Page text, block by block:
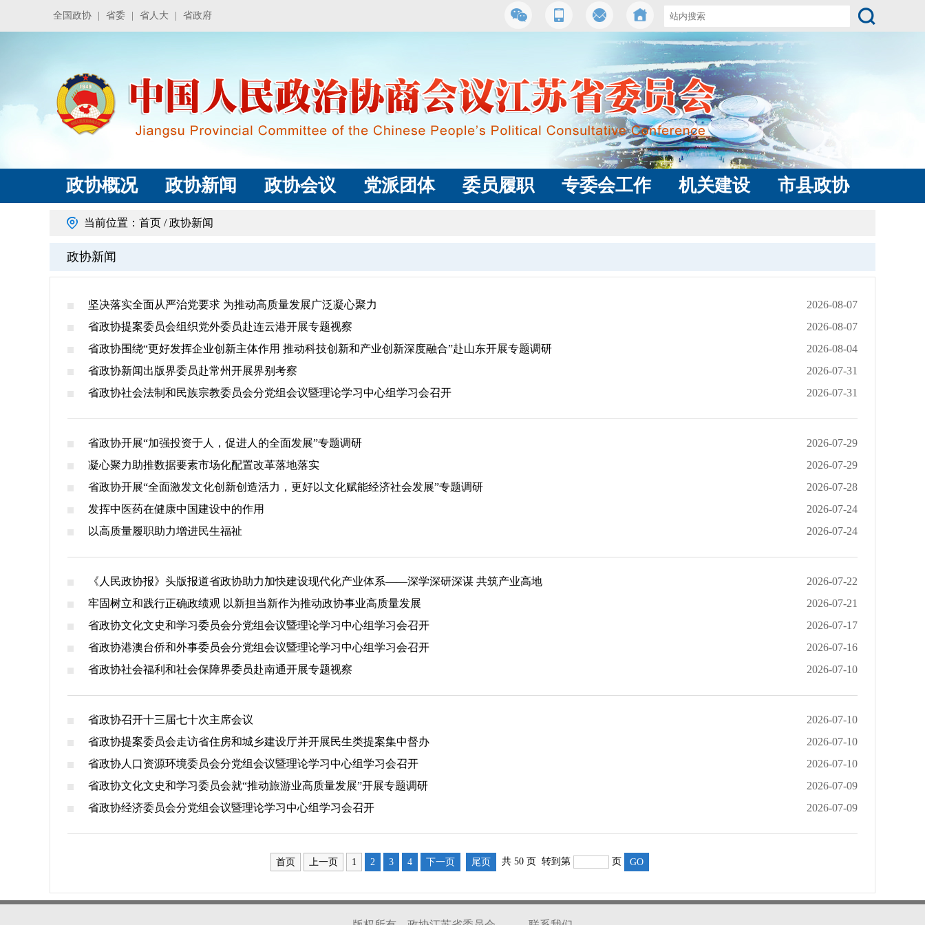
全国政协 省委 省人大 省政府
政协概况 政协新闻 政协会议 党派团体 委员履职 专委会工作 机关建设 市县政协
当前位置： 首页 /政协新闻
政协新闻
坚决落实全面从严治党要求 为推动高质量发展广泛凝心聚力
2026-08-07
省政协提案委员会组织党外委员赴连云港开展专题视察
2026-08-07
省政协围绕“更好发挥企业创新主体作用 推动科技创新和产业创新深度融合”赴山东开展专题调研
2026-08-04
省政协新闻出版界委员赴常州开展界别考察
2026-07-31
省政协社会法制和民族宗教委员会分党组会议暨理论学习中心组学习会召开
2026-07-31
省政协开展“加强投资于人，促进人的全面发展”专题调研
2026-07-29
凝心聚力助推数据要素市场化配置改革落地落实
2026-07-29
省政协开展“全面激发文化创新创造活力，更好以文化赋能经济社会发展”专题调研
2026-07-28
发挥中医药在健康中国建设中的作用
2026-07-24
以高质量履职助力增进民生福祉
2026-07-24
《人民政协报》头版报道省政协助力加快建设现代化产业体系——深学深研深谋 共筑产业高地
2026-07-22
牢固树立和践行正确政绩观 以新担当新作为推动政协事业高质量发展
2026-07-21
省政协文化文史和学习委员会分党组会议暨理论学习中心组学习会召开
2026-07-17
省政协港澳台侨和外事委员会分党组会议暨理论学习中心组学习会召开
2026-07-16
省政协社会福利和社会保障界委员赴南通开展专题视察
2026-07-10
省政协召开十三届七十次主席会议
2026-07-10
省政协提案委员会走访省住房和城乡建设厅并开展民生类提案集中督办
2026-07-10
省政协人口资源环境委员会分党组会议暨理论学习中心组学习会召开
2026-07-10
省政协文化文史和学习委员会就“推动旅游业高质量发展”开展专题调研
2026-07-09
省政协经济委员会分党组会议暨理论学习中心组学习会召开
2026-07-09
首页 上一页 1 2 3 4 下一页 尾页 共 50 页 转到第 页 GO